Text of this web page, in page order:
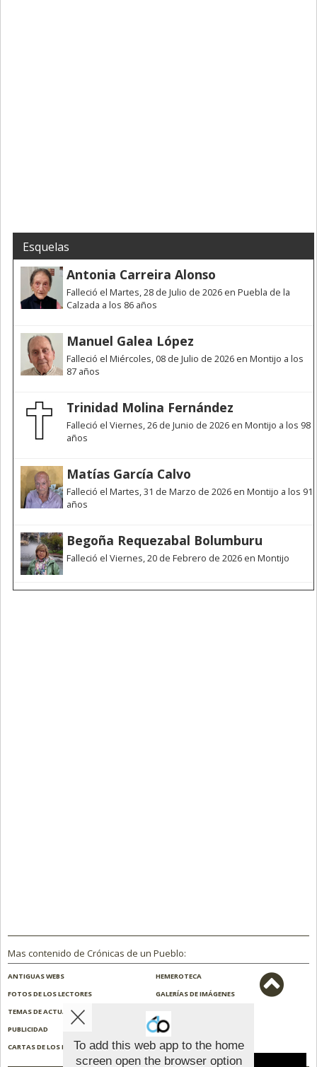
Esquelas
Antonia Carreira Alonso
Falleció el Martes, 28 de Julio de 2026 en Puebla de la
Calzada a los 86 años
Manuel Galea López
Falleció el Miércoles, 08 de Julio de 2026 en Montijo a los
87 años
Trinidad Molina Fernández
Falleció el Viernes, 26 de Junio de 2026 en Montijo a los 98
años
Matías García Calvo
Falleció el Martes, 31 de Marzo de 2026 en Montijo a los 91
años
Begoña Requezabal Bolumburu
Falleció el Viernes, 20 de Febrero de 2026 en Montijo
Mas contenido de Crónicas de un Pueblo:
ANTIGUAS WEBS
HEMEROTECA
FOTOS DE LOS LECTORES
GALERÍAS DE IMÁGENES
TEMAS DE ACTUALIDAD
PUBLICIDAD
CONTACTO
CARTAS DE LOS LECTORES
ENCUESTAS
To add this web app to the home
screen open the browser option